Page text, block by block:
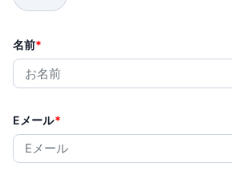
名前*
Eメール*